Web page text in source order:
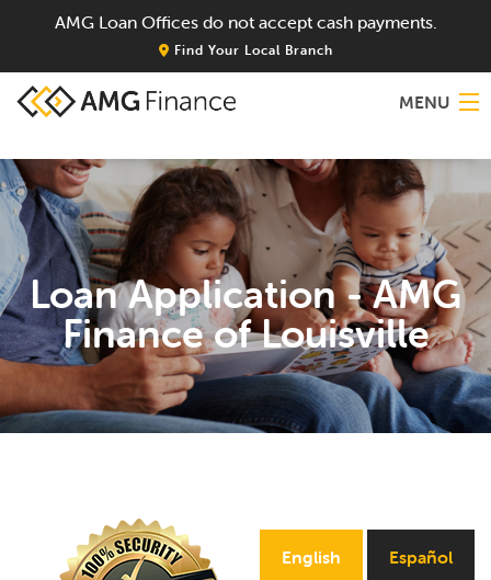
AMG Loan Offices do not accept cash payments.
Find Your Local Branch
MENU
Home
About
Services
Locations
Blog
Apply Now
Loan Application - AMG
Finance of Louisville
English Español